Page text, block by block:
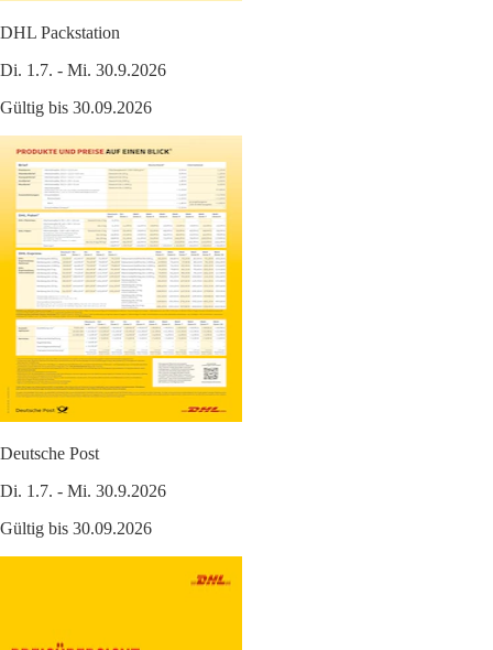
DHL Packstation
Di. 1.7. - Mi. 30.9.2026
Gültig bis 30.09.2026
Deutsche Post
Di. 1.7. - Mi. 30.9.2026
Gültig bis 30.09.2026